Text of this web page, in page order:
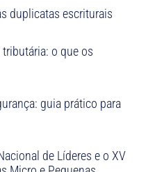
duplicatas escriturais
o que os
guia prático para
de Líderes e o XV